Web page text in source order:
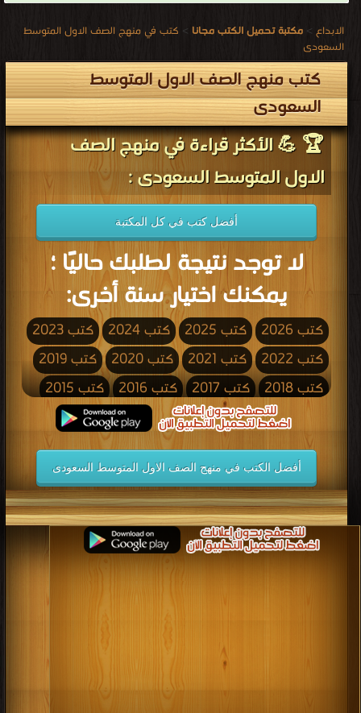
الابداع > مكتبة تحميل الكتب مجانا > كتب في منهج الصف الاول المتوسط
السعودى
كتب منهج الصف الاول المتوسط
السعودى
🏆 💪 الأكثر قراءة في منهج الصف
الاول المتوسط السعودى :
أفضل كتب في كل المكتبة
لا توجد نتيجة لطلبك حاليًا ؛
يمكنك اختيار سنة أخرى:
كتب 2026 كتب 2025 كتب 2024
كتب 2023
كتب 2022
كتب 2021 كتب 2020
كتب 2019
كتب 2018
كتب 2017 كتب 2016
كتب 2015
كتب 2013 كتب 2012
كتب 2011
كتب 2010
كتب 2009 كتب 2008
كتب 2007
كتب 2006
كتب 2005 كتب 2004
كتب 2003
كتب 2002
كتب 2001 كتب 2000
كتب 1999
كتب 1998
كتب 1997 كتب 1996
كتب 1995
كتب 1994
كتب 1993 كتب 1992
كتب 1991
كتب 1984
كتب 1981 كتب 1980
كتب 1979
كتب 1976
كتب 1975
كتب 1973
أفضل الكتب في منهج الصف الاول المتوسط السعودى